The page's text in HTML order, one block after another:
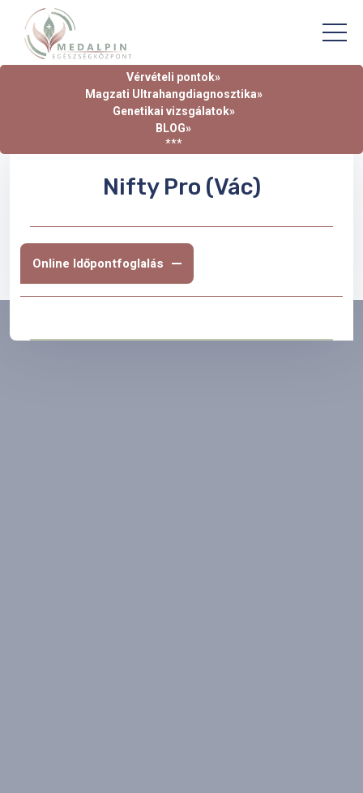
Vérvételi pontok»
Magzati Ultrahangdiagnosztika»
Genetikai vizsgálatok»
BLOG»
***
Nifty Pro (Vác)
Online Időpontfoglalás